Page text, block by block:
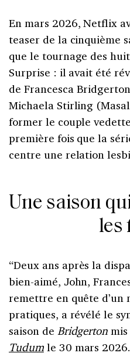
En mars 2026, Netflix
teaser de la cinquième
que le tournage des
Surprise : il avait été
de Francesca
Michaela Stirling
former le couple
première fois que la
centre une relation
Une saison
les
“Deux ans après la
bien-aimé, John,
remettre en quête d’un
pratiques, a révélé le
saison de Bridgerton
Tudumle 30 mars